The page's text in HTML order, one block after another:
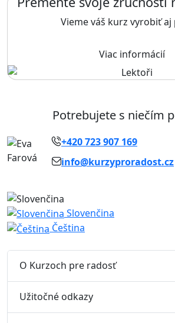
Vieme váš kurz vyrobiť
Viac informácií
Potrebujete s niečím
+420 723 907 169
info@kurzyproradost.cz
Slovenčina
Čeština
O Kurzoch pre radosť
Užitočné odkazy